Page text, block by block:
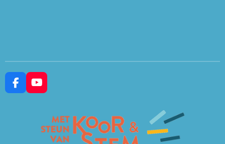
F
a
Y
o
u
b